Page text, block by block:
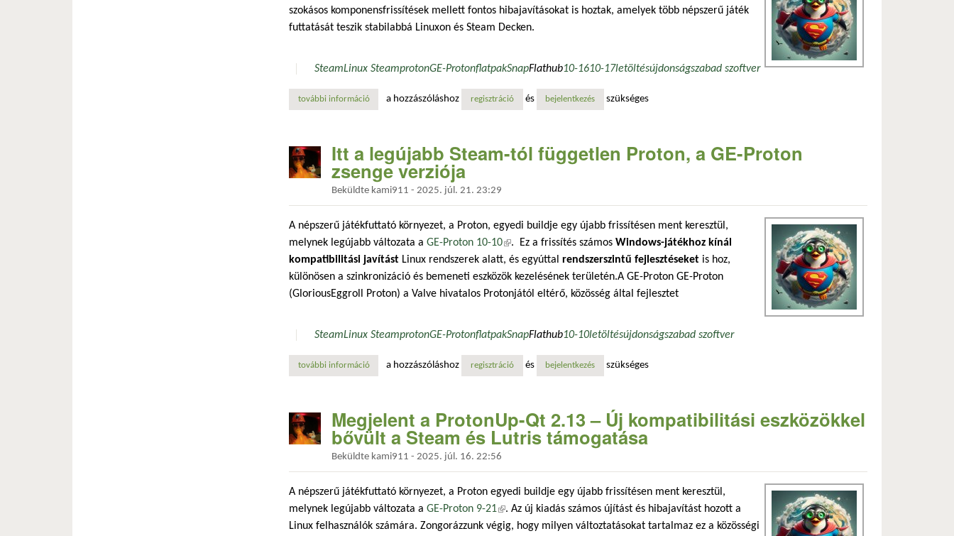
szokásos komponensfrissítések mellett fontos hibajavításokat is hoztak, amelyek több népszerű játék
futtatását teszik stabilabbá Linuxon és Steam Decken.
SteamLinux SteamprotonGE-ProtonflatpakSnapFlathub10-1610-17letöltésújdonságszabad szoftver
további információmegjelent a ge-proton 10-16 és rögvest a 10-17: star citizen, warframe és további hibajavítások tartalommal kapcsolatosan
a hozzászóláshoz regisztráció és bejelentkezés szükséges
Itt a legújabb Steam-tól független Proton, a GE-Proton
zsenge verziója
Beküldte kami911 - 2025. júl. 21. 23:29
A népszerű játékfuttató környezet, a Proton, egyedi buildje egy újabb frissítésen ment keresztül,
melynek legújabb változata a GE-Proton 10-10(külső hivatkozás)
. Ez a frissítés számos Windows-játékhoz kínál
kompatibilitási javítást Linux rendszerek alatt, és egyúttal rendszerszintű fejlesztéseket is hoz,
különösen a szinkronizáció és bemeneti eszközök kezelésének területén.A GE-Proton GE-Proton
(GloriousEggroll Proton) a Valve hivatalos Protonjától eltérő, közösség által fejlesztet
SteamLinux SteamprotonGE-ProtonflatpakSnapFlathub10-10letöltésújdonságszabad szoftver
további információitt a legújabb steam-tól független proton, a ge-proton zsenge verziója tartalommal kapcsolatosan
a hozzászóláshoz regisztráció és bejelentkezés szükséges
Megjelent a ProtonUp-Qt 2.13 – Új kompatibilitási eszközökkel
bővült a Steam és Lutris támogatása
Beküldte kami911 - 2025. júl. 16. 22:56
A népszerű játékfuttató környezet, a Proton egyedi buildje egy újabb frissítésen ment keresztül,
melynek legújabb változata a GE-Proton 9-21(külső hivatkozás)
. Az új kiadás számos újítást és hibajavítást hozott a
Linux felhasználók számára. Zongorázzunk végig, hogy milyen változtatásokat tartalmaz ez a közösségi